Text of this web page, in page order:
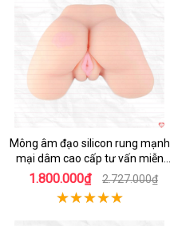
Mông âm đạo silicon rung mạnh
mại dâm cao cấp tư vấn miễn
phí
1.800.000₫ 2.727.000₫